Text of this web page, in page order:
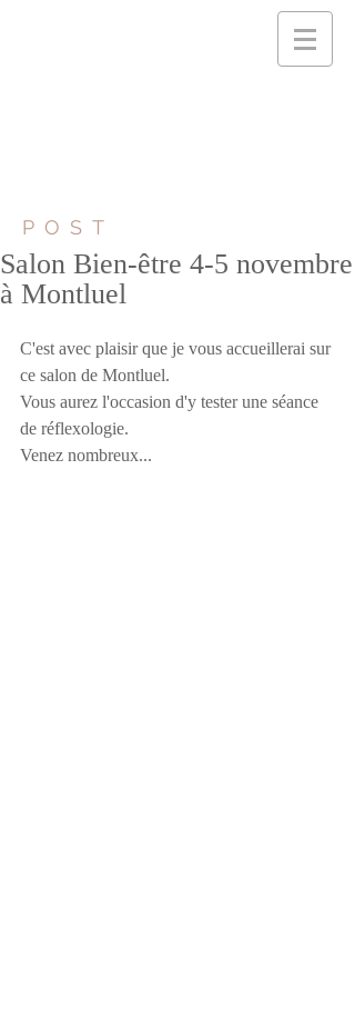
POST
Salon Bien-être 4-5 novembre
à Montluel
C'est avec plaisir que je vous accueillerai sur
ce salon de Montluel.
Vous aurez l'occasion d'y tester une séance
de réflexologie.
Venez nombreux...